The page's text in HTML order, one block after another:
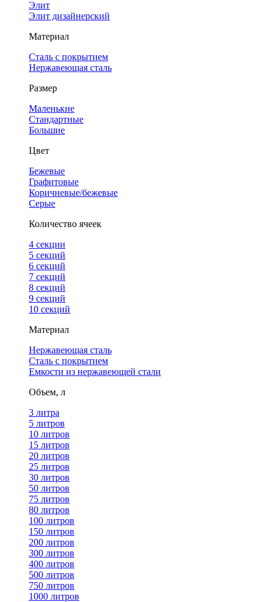
Элит
Элит дизайнерский
Материал
Сталь с покрытием
Нержавеющая сталь
Размер
Маленькие
Стандартные
Большие
Цвет
Бежевые
Графитовые
Коричневые/бежевые
Серые
Количество ячеек
4 cекции
5 секций
6 секций
7 секций
8 секций
9 секций
10 секций
Материал
Нержавеющая сталь
Сталь с покрытием
Емкости из нержавеющей стали
Объем, л
3 литра
5 литров
10 литров
15 литров
20 литров
25 литров
30 литров
50 литров
75 литров
80 литров
100 литров
150 литров
200 литров
300 литров
400 литров
500 литров
750 литров
1000 литров